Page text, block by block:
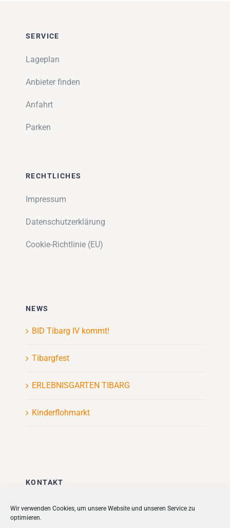
Wir verwenden Cookies, um unsere Website und unseren Service zu
optimieren.
SERVICE
Lageplan
Anbieter finden
Anfahrt
Parken
RECHTLICHES
Impressum
Datenschutzerklärung
Cookie-Richtlinie (EU)
NEWS
BID Tibarg IV kommt!
Tibargfest
ERLEBNISGARTEN TIBARG
Kinderflohmarkt
KONTAKT
Stadt + Handel City- und